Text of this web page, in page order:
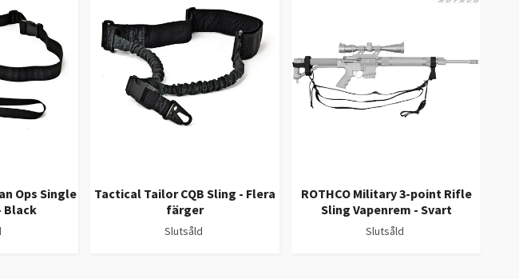
Ops Single
Black
Tactical Tailor CQB Sling - Flera
färger
Slutsåld
ROTHCO Military 3-point Rifle
Sling Vapenrem - Svart
Slutsåld